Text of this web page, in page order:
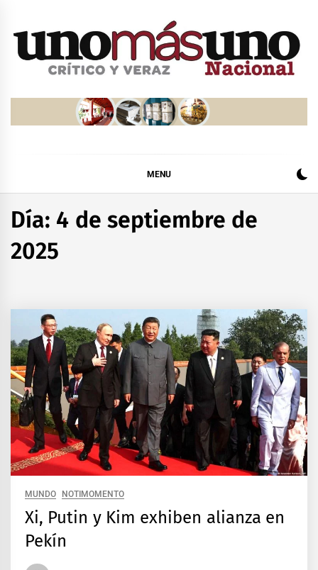
MENU
Día: 4 de septiembre de
2025
MUNDO NOTIMOMENTO
Xi, Putin y Kim exhiben alianza en
Pekín